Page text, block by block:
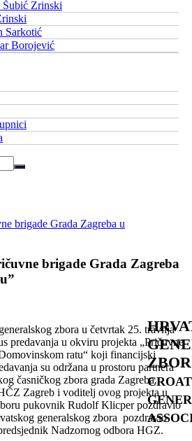
ZBOR
Zrinski
Sarkotić
Borojević
brigade Grada Zagreba
zbora u četvrtak 25. travnja
predavanja u okviru projekta „Pričuvne
ratu“ koji financijski
su održana u prostoru partnera
časničkog zbora grada Zagreba.
Zagreb i voditelj ovog projekta u
pukovnik Rudolf Klicper pozdravio
generalskog zbora pozdravio
Nadzornog odbora HGZ.